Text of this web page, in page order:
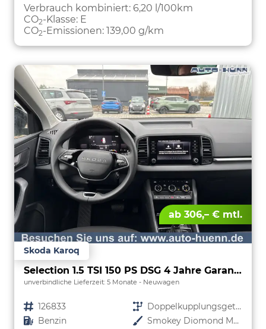
Verbrauch kombiniert: 6,20 l/100km
CO2-Klasse: E
CO2-Emissionen: 139,00 g/km
ab 306,– € mtl.
Skoda Karoq
Selection 1.5 TSI 150 PS DSG 4 Jahre Garantie-Anhängerkupplung-Keyless Start-AppleCarPlay-AndroidAuto-Sunset-Tempomat-2-Zonen-Klima-16''Alu
unverbindliche Lieferzeit: 5 Monate Neuwagen
Fahrzeugnr. 126833 Getriebe
Doppelkupplungsgetriebe (DSG)
Kraftstoff Benzin Außenfarbe
Smokey Diomond Metallic